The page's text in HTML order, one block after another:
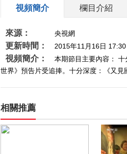
視頻簡介 欄目介紹
來源： 央視網
更新時間： 2015年11月16日 17:30
視頻簡介：
本期節目主要內容：
世界》預告片受追捧。十分深度：《又
相關推薦